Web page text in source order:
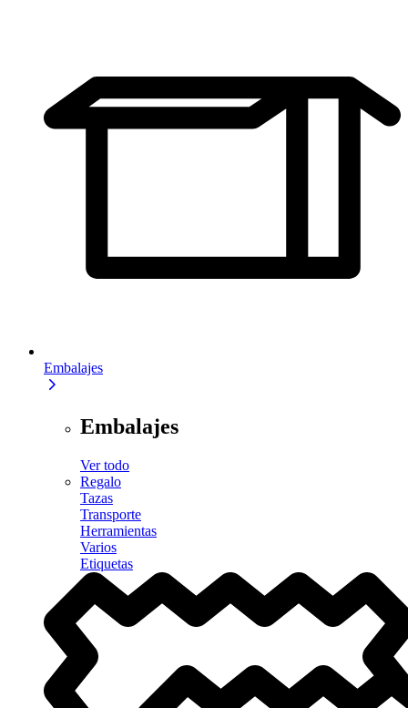
Embalajes
Embalajes
Ver todo
Regalo
Tazas
Transporte
Herramientas
Varios
Etiquetas